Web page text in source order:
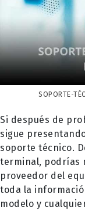
SOPORTE-
Si después de
sigue
soporte técnico.
terminal, podrías
proveedor del
toda la
modelo y